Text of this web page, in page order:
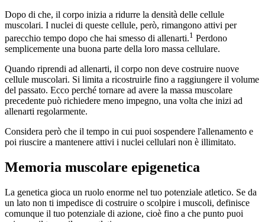
Dopo di che, il corpo inizia a ridurre la densità delle cellule
muscolari. I nuclei di queste cellule, però, rimangono attivi per
parecchio tempo dopo che hai smesso di allenarti.1 Perdono
semplicemente una buona parte della loro massa cellulare.
Quando riprendi ad allenarti, il corpo non deve costruire nuove
cellule muscolari. Si limita a ricostruirle fino a raggiungere il volume
del passato. Ecco perché tornare ad avere la massa muscolare
precedente può richiedere meno impegno, una volta che inizi ad
allenarti regolarmente.
Considera però che il tempo in cui puoi sospendere l'allenamento e
poi riuscire a mantenere attivi i nuclei cellulari non è illimitato.
Memoria muscolare epigenetica
La genetica gioca un ruolo enorme nel tuo potenziale atletico. Se da
un lato non ti impedisce di costruire o scolpire i muscoli, definisce
comunque il tuo potenziale di azione, cioè fino a che punto puoi